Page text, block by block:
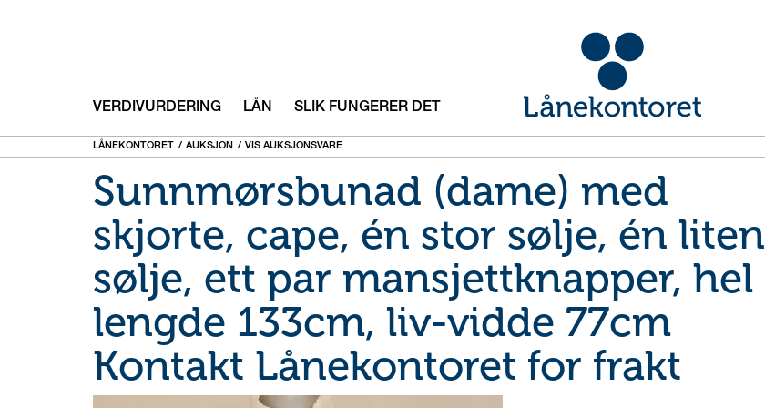
VERDIVURDERING LÅN SLIK FUNGERER DET
LÅNEKONTORET AUKSJON VIS AUKSJONSVARE
Sunnmørsbunad (dame) med
skjorte, cape, én stor sølje, én liten
sølje, ett par mansjettknapper, hel
lengde 133cm, liv-vidde 77cm
Kontakt Lånekontoret for frakt